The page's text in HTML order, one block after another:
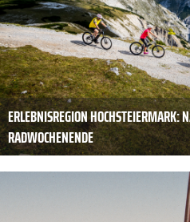
ERLEBNISREGION HOCHSTEIERMARK:
RADWOCHENENDE